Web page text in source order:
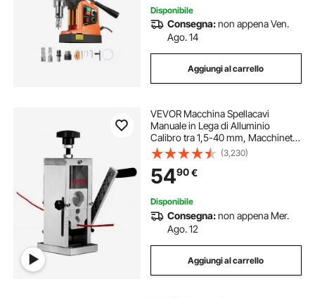
Disponibile
Consegna:non appena Ven.
Ago. 14
Aggiungi al carrello
VEVOR Macchina Spellacavi
Manuale in Lega di Alluminio
Calibro tra 1,5-40 mm, Macchinetta
Spellafili Manuale per Cablaggio
Cavi Elettrici Funzionamento con
Trapano 13 x 13 x 30 cm, Spella
Cavi Manuale
(3,230)
5490€
Disponibile
Consegna:non appena Mer.
Ago. 12
Aggiungi al carrello